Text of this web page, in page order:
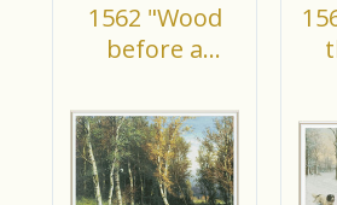
1562 "Wood
before a
Storm"